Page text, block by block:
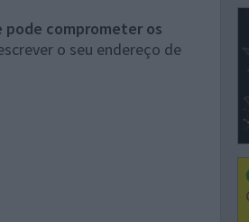
pode comprometer os
o seu endereço de